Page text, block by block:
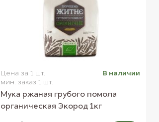
Цена за 1 шт.
мин. заказ 1 шт.
В наличии
Мука ржаная грубого помола
органическая Экород 1кг